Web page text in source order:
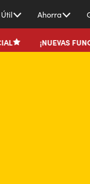
Ahorra
FUNCIONES DE